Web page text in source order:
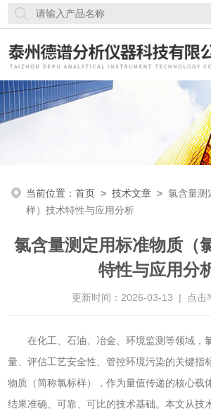
当前位置：首页 >技术文章 >氯含量测
样）技术特性与应用分析
氯含量测定用标准物质（
特性与应用分
更新时间：2026-03-13 | 点击
在化工、石油、冶金、环境监测等领域，
量、评估工艺安全性、管控环境污染的关键指
物质（简称氯标样），作为量值传递的核心载
结果准确、可靠、可比的技术基础。本文从技